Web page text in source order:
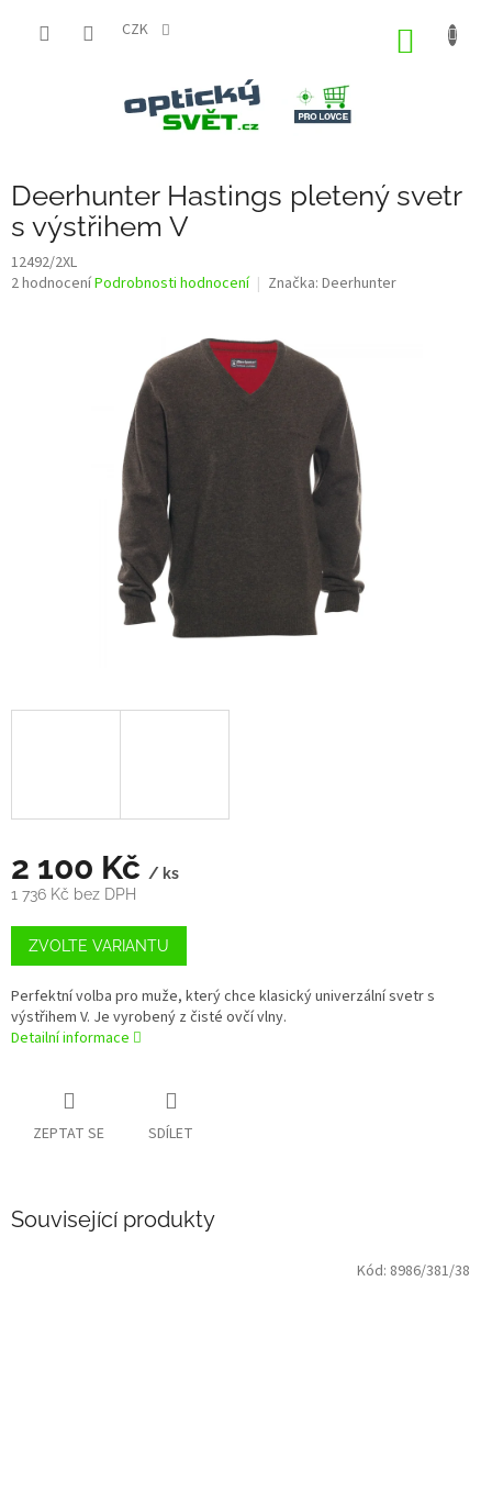
CZK
Deerhunter Hastings pletený svetr
s výstřihem V
12492/2XL
Průměrné
2 hodnoceníPodrobnosti hodnocení Značka: Deerhunter
2 100 Kč / ks
1 736 Kč bez DPH
Měrná
cena:
ZVOLTE VARIANTU
Perfektní volba pro muže, který chce klasický univerzální svetr s
výstřihem V. Je vyrobený z čisté ovčí vlny.
Detailní informace
ZEPTAT SE SDÍLET
Související produkty
Kód: 8986/381/38